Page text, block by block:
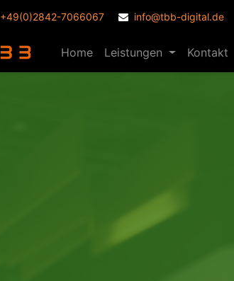
+49(0)2842-7066067 info@tbb-digital.de
Home Leistungen Kontakt